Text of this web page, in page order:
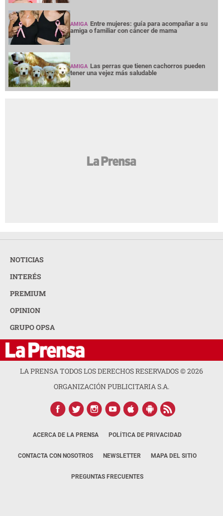
AMIGA Entre mujeres: guía para acompañar a su
amiga o familiar con cáncer de mama
AMIGA Las perras que tienen cachorros pueden
tener una vejez más saludable
NOTICIAS
INTERÉS
PREMIUM
OPINION
GRUPO OPSA
LA PRENSA TODOS LOS DERECHOS RESERVADOS ©2026
ORGANIZACIÓN PUBLICITARIA S.A.
ACERCA DE LA PRENSA POLÍTICA DE PRIVACIDAD
CONTACTA CON NOSOTROS NEWSLETTER MAPA DEL SITIO
PREGUNTAS FRECUENTES